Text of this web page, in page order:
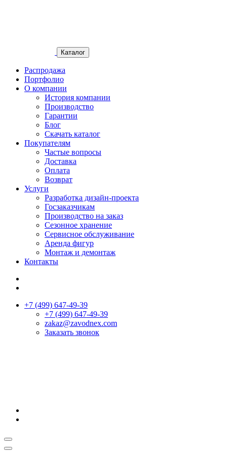
Каталог
Распродажа
Портфолио
О компании
История компании
Производство
Гарантии
Блог
Скачать каталог
Покупателям
Частые вопросы
Доставка
Оплата
Возврат
Услуги
Разработка дизайн-проекта
Госзаказчикам
Производство на заказ
Сезонное хранение
Сервисное обслуживание
Аренда фигур
Монтаж и демонтаж
Контакты
+7 (499) 647-49-39
+7 (499) 647-49-39
zakaz@zavodnex.сom
Заказать звонок